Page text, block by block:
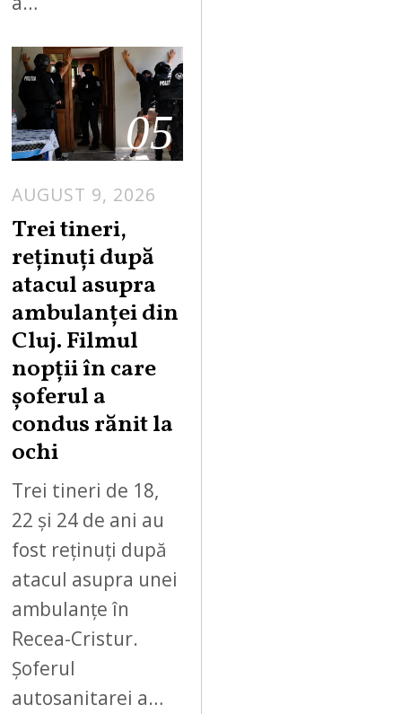
05
AUGUST 9, 2026
Trei tineri,
reținuți după
atacul asupra
ambulanței din
Cluj. Filmul
nopții în care
șoferul a
condus rănit la
ochi
Trei tineri de 18,
22 și 24 de ani au
fost reținuți după
atacul asupra unei
ambulanțe în
Recea-Cristur.
Șoferul
autosanitarei a…